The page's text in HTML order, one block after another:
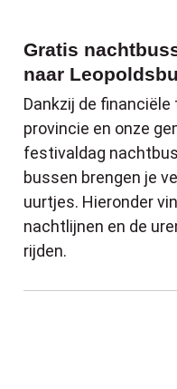
Gratis
naar
Dankzij de
provincie en onze
festivaldag
bussen brengen je
uurtjes. Hieronder
nachtlijnen en de
rijden.